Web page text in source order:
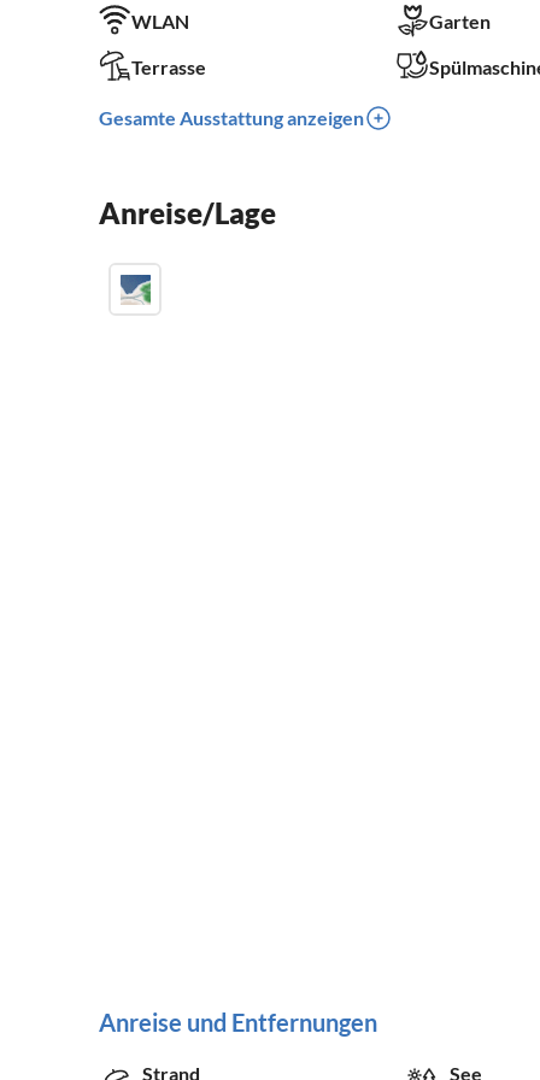
WLAN
Garten
Terrasse
Gesamte Ausstattung anzeigen
Anreise/Lage
Anreise und Entfernungen
Strand
See